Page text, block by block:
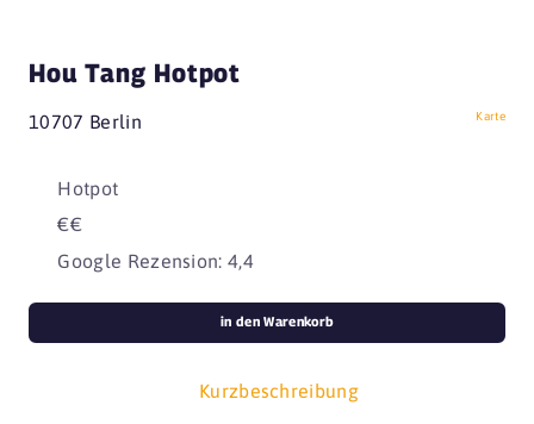
Hou Tang Hotpot
10707 Berlin Karte
Hotpot
€€
Google Rezension: 4,4
Kurzbeschreibung
in den Warenkorb